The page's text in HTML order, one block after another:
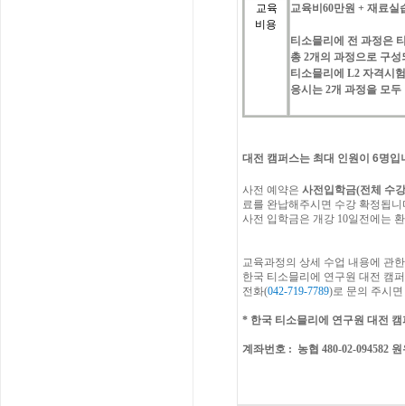
교육
비용
교육비60만원 +재료실
티소믈리에 전 과정은
총 2개의 과정으로 구성
티소믈리에 L2 자격시
응시는 2개 과정을 모두
대전 캠퍼스는 최대 인원이 6명
사전 예약은 사전입학금(전체 수
료를 완납해주시면 수강 확정됩니
사전 입학금은 개강 10일전에는
교육과정의 상세 수업 내용에 관한
한국 티소믈리에 연구원 대전 캠
전화(042-719-7789)로 문의 주시면
* 한국 티소믈리에 연구원 대전 캠
계좌번호 : 농협 480-02-094582